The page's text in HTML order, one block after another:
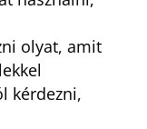
olyat, amit
kérdezni,